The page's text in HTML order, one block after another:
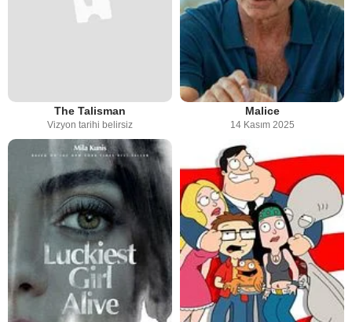
The Talisman
Vizyon tarihi belirsiz
Malice
14 Kasım 2025